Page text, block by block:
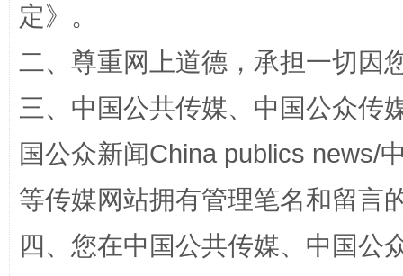
解纷+调解+退费，一次搞定
定》。
二、尊重网上道德，承担一切因
三、中国公共传媒、中国公众传
国公众新闻China publics news/
等传媒网站拥有管理笔名和留言
四、您在中国公共传媒、中国公